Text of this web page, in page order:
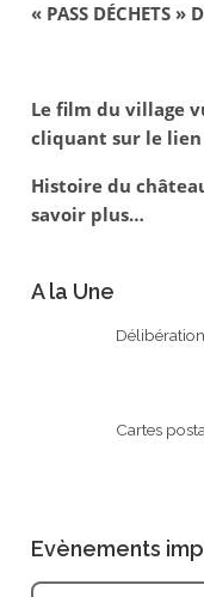
« PASS DÉCHETS »
Le film du village
cliquant sur le lien
Histoire du
savoir plus…
A la Une
Cartes
Evènements